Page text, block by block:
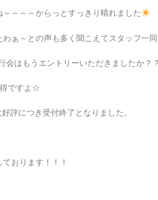
～～～からっとすっきり晴れました
ぁ～との声も多く聞こえてスタッフ一
はもうエントリーいただきましたか？
ですよ☆
評につき受付終了となりました。
おります！！！